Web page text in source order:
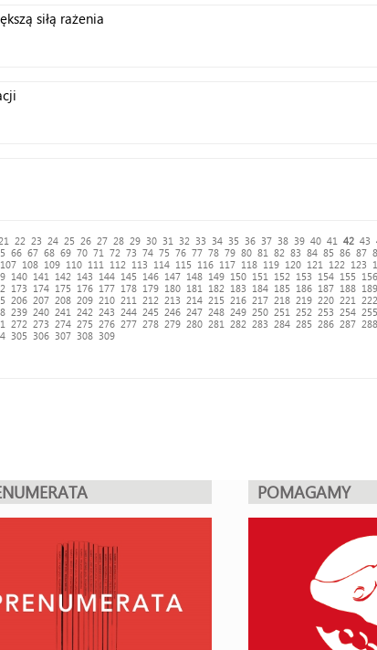
siłą rażenia
21 22 23 24 25 26 27 28 29 30 31 32 33 34 35 36 37 38 39 40 41 42 43
66 67 68 69 70 71 72 73 74 75 76 77 78 79 80 81 82 83 84 85 86 87
107 108 109 110 111 112 113 114 115 116 117 118 119 120 121 122 123
140 141 142 143 144 145 146 147 148 149 150 151 152 153 154 155 156
173 174 175 176 177 178 179 180 181 182 183 184 185 186 187 188 189
206 207 208 209 210 211 212 213 214 215 216 217 218 219 220 221 222
239 240 241 242 243 244 245 246 247 248 249 250 251 252 253 254 255
272 273 274 275 276 277 278 279 280 281 282 283 284 285 286 287 288
305 306 307 308 309
POMAGAMY